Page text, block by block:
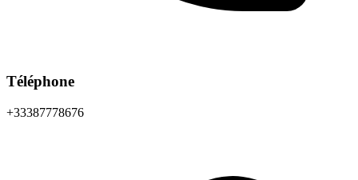
Téléphone
+33387778676